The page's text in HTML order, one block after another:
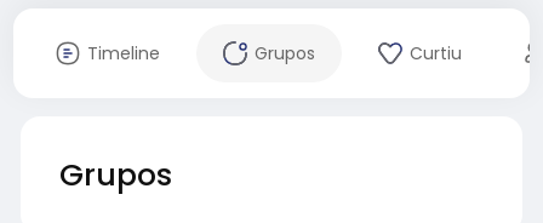
Timeline Grupos Curtiu
Grupos